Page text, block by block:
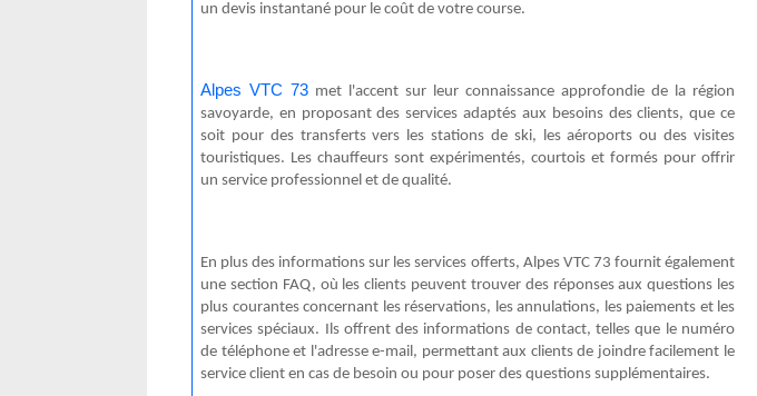
un devis instantané pour le coût de votre course.
Alpes VTC 73 met l'accent sur leur connaissance approfondie de la région
savoyarde, en proposant des services adaptés aux besoins des clients, que ce
soit pour des transferts vers les stations de ski, les aéroports ou des visites
touristiques. Les chauffeurs sont expérimentés, courtois et formés pour offrir
un service professionnel et de qualité.
En plus des informations sur les services offerts, Alpes VTC 73 fournit également
une section FAQ, où les clients peuvent trouver des réponses aux questions les
plus courantes concernant les réservations, les annulations, les paiements et les
services spéciaux. Ils offrent des informations de contact, telles que le numéro
de téléphone et l'adressee-mail, permettant aux clients de joindre facilement le
service client en cas de besoin ou pour poser des questions supplémentaires.